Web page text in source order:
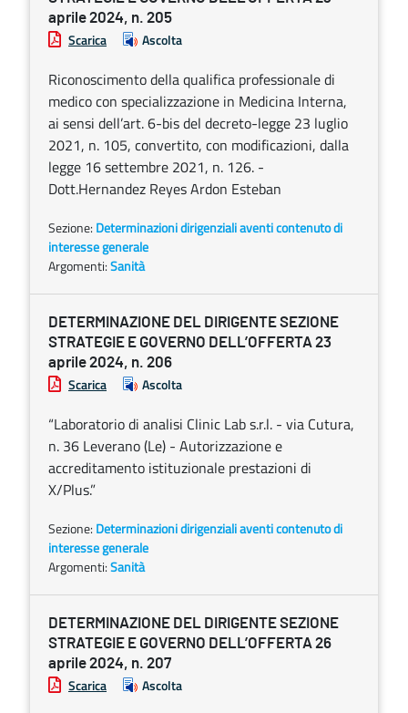
aprile 2024, n. 205
Scarica Ascolta
Riconoscimento della qualifica professionale di
medico con specializzazione in Medicina Interna,
ai sensi dell’art. 6-bis del decreto-legge 23 luglio
2021, n. 105, convertito, con modificazioni, dalla
legge 16 settembre 2021, n. 126. -
Dott.Hernandez Reyes Ardon Esteban
Sezione: Determinazioni dirigenziali aventi contenuto di
interesse generale
Argomenti:Sanità
DETERMINAZIONE DEL DIRIGENTE SEZIONE
STRATEGIE E GOVERNO DELL’OFFERTA 23
aprile 2024, n. 206
Scarica Ascolta
“Laboratorio di analisi Clinic Lab s.r.l. - via Cutura,
n. 36 Leverano (Le) - Autorizzazione e
accreditamento istituzionale prestazioni di
X/Plus.”
Sezione: Determinazioni dirigenziali aventi contenuto di
interesse generale
Argomenti:Sanità
DETERMINAZIONE DEL DIRIGENTE SEZIONE
STRATEGIE E GOVERNO DELL’OFFERTA 26
aprile 2024, n. 207
Scarica Ascolta